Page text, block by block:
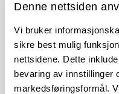
Denne nettsiden
Vi bruker
sikre best mulig
nettsidene. Dette
bevaring av innstillinger
markedsføringsformål.
Om
CV
Vedlegg